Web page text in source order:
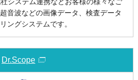
音波などの画像データ、検査データ
ングシステムです。
Dr.Scope